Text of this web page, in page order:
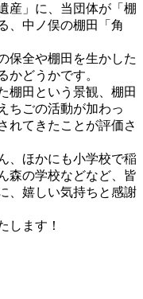
産」に、当団体が「棚
、中ノ俣の棚田「角
保全や棚田を生かした
かどうかです。
棚田という景観、棚田
ちごの活動が加わっ
れてきたことが評価さ
、ほかにも小学校で稲
森の学校などなど、皆
、嬉しい気持ちと感謝
します！